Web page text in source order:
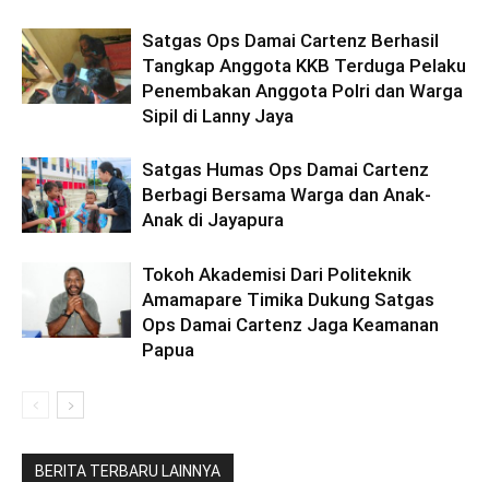
Satgas Ops Damai Cartenz Berhasil
Tangkap Anggota KKB Terduga Pelaku
Penembakan Anggota Polri dan Warga
Sipil di Lanny Jaya
Satgas Humas Ops Damai Cartenz
Berbagi Bersama Warga dan Anak-
Anak di Jayapura
Tokoh Akademisi Dari Politeknik
Amamapare Timika Dukung Satgas
Ops Damai Cartenz Jaga Keamanan
Papua
BERITA TERBARU LAINNYA